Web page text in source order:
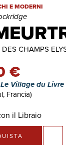
N' ATTEND
E MODERNI
CHAMPS
€
Village du Livre
Francia)
il Libraio